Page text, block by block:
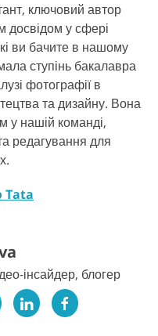
ключовий автор
досвідом у сфері
ви бачите в нашому
ступінь бакалавра
фотографії в
та дизайну. Вона
у нашій команді,
редагування для
Tata
інсайдер, блогер